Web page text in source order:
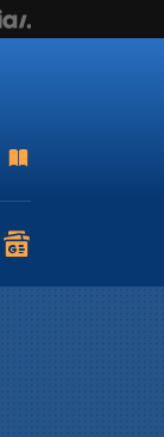
Flipboard